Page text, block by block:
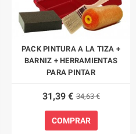
PACK PINTURA A LA TIZA +
BARNIZ + HERRAMIENTAS
PARA PINTAR
31,39 € 34,63 €
COMPRAR